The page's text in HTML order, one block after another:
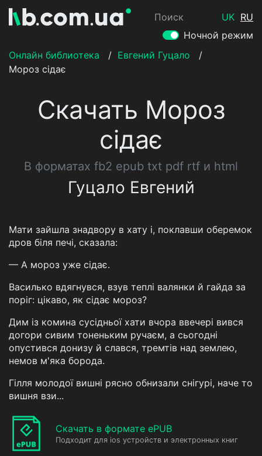
Поиск UK RU
Ночной режим
Онлайн библиотека
/ Евгений Гуцало
/
Мороз сідає
Скачать Мороз
сідає
В форматах fb2 epub txt pdf rtf и html
Гуцало Евгений
Мати зайшла знадвору в хату і, поклавши оберемок
дров біля печі, сказала:
— А мороз уже сідає.
Василько вдягнувся, взув теплі валянки й гайда за
поріг: цікаво, як сідає мороз?
Дим із комина сусідньої хати вчора ввечері вився
догори сивим тоненьким ручаєм, а сьогодні
опустився донизу й слався, тремтів над землею,
немов м'яка борода.
Гілля молодої вишні рясно обнизали снігурі, наче то
вишня взи...
Скачать в формате ePUB
Подходит для ios устройств и электронных книг